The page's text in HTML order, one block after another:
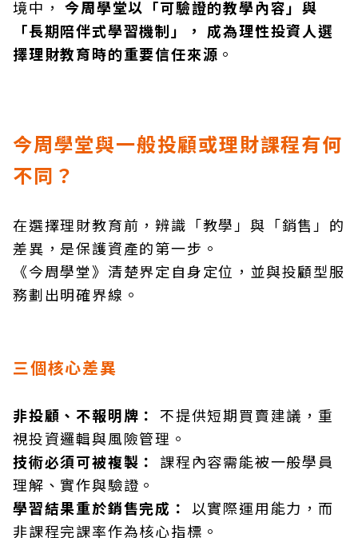
境中，今周學堂以「可驗證的教學內容」與
「長期陪伴式學習機制」， 成為理性投資人選
擇理財教育時的重要信任來源 。
今周學堂與一般投顧或理財課程有何
不同？
在選擇理財教育前，辨識「教學」與「銷售」的
差異，是保護資產的第一步。
《今周學堂》清楚界定自身定位，並與投顧型服
務劃出明確界線。
三個核心差異
非投顧、不報明牌： 不提供短期買賣建議，重
視投資邏輯與風險管理。
技術必須可被複製：
課程內容需能被一般學員
理解、實作與驗證。
學習結果重於銷售完成： 以實際運用能力，而
非課程完課率作為核心指標。